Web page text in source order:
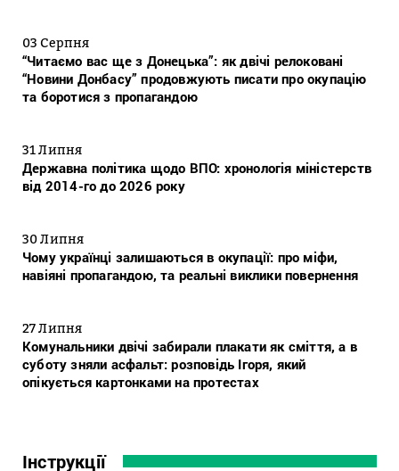
03 Серпня
“Читаємо вас ще з Донецька”: як двічі релоковані
“Новини Донбасу” продовжують писати про окупацію
та боротися з пропагандою
31 Липня
Державна політика щодо ВПО: хронологія міністерств
від 2014-го до 2026 року
30 Липня
Чому українці залишаються в окупації: про міфи,
навіяні пропагандою, та реальні виклики повернення
27 Липня
Комунальники двічі забирали плакати як сміття, а в
суботу зняли асфальт: розповідь Ігоря, який
опікується картонками на протестах
Інструкції